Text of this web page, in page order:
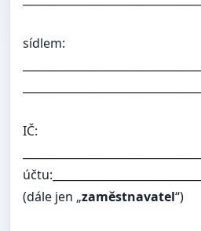
sídlem:
IČ:
(dále jen „zaměstnavatel“)